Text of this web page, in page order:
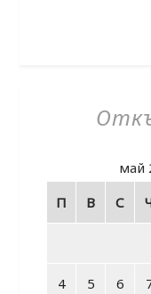
май
П
В С
4 5 6